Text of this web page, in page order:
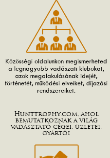
Közösségi oldalunkon megismerheted
a legnagyobb vadászati klubokat,
azok megalakulásának idejét,
történetét, működési elveiket, díjazási
rendszereiket.
Hunttrophy.com, ahol
bemutatkoznak a világ
vadásztató cégei, üzletei,
gyártói